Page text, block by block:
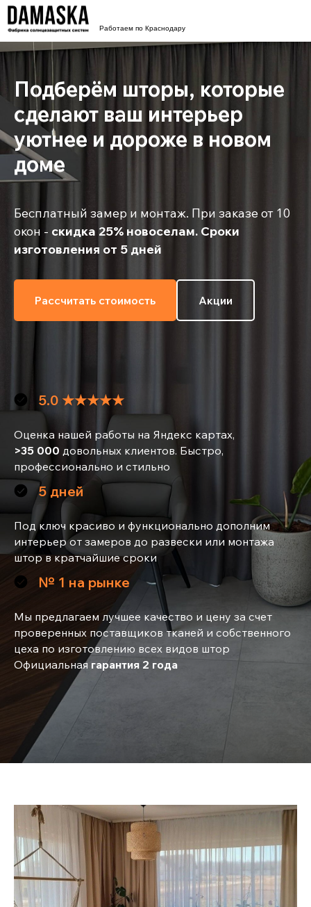
Работаем по Краснодару
Подберём шторы, которые
сделают ваш интерьер
уютнее и дороже в новом
доме
Бесплатный замер и монтаж. При заказе от 10
окон - скидка 25% новоселам. Сроки
изготовления от 5 дней
Рассчитать стоимость Акции
5.0 ★★★★★
Оценка нашей работы на Яндекс картах,
>35 000 довольных клиентов. Быстро,
профессионально и стильно
5 дней
Под ключ красиво и функционально дополним
интерьер от замеров до развески или монтажа
штор в кратчайшие сроки
№ 1 на рынке
Мы предлагаем лучшее качество и цену за счет
проверенных поставщиков тканей и собственного
цеха по изготовлению всех видов штор
Официальная гарантия 2 года